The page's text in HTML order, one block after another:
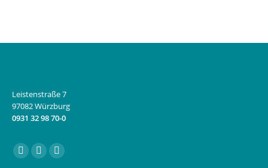
Leistenstraße 7
97082 Würzburg
0931 32 98 70-0
Finden Sie uns auf:
FacebookInstagram
E-